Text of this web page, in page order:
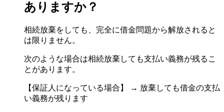
ありますか？
相続放棄をしても、完全に借金問題から解放されると
は限りません。
次のような場合は相続放棄しても支払い義務が残るこ
とがあります。
【保証人になっている場合】 → 放棄しても借金の支払
い義務が残ります